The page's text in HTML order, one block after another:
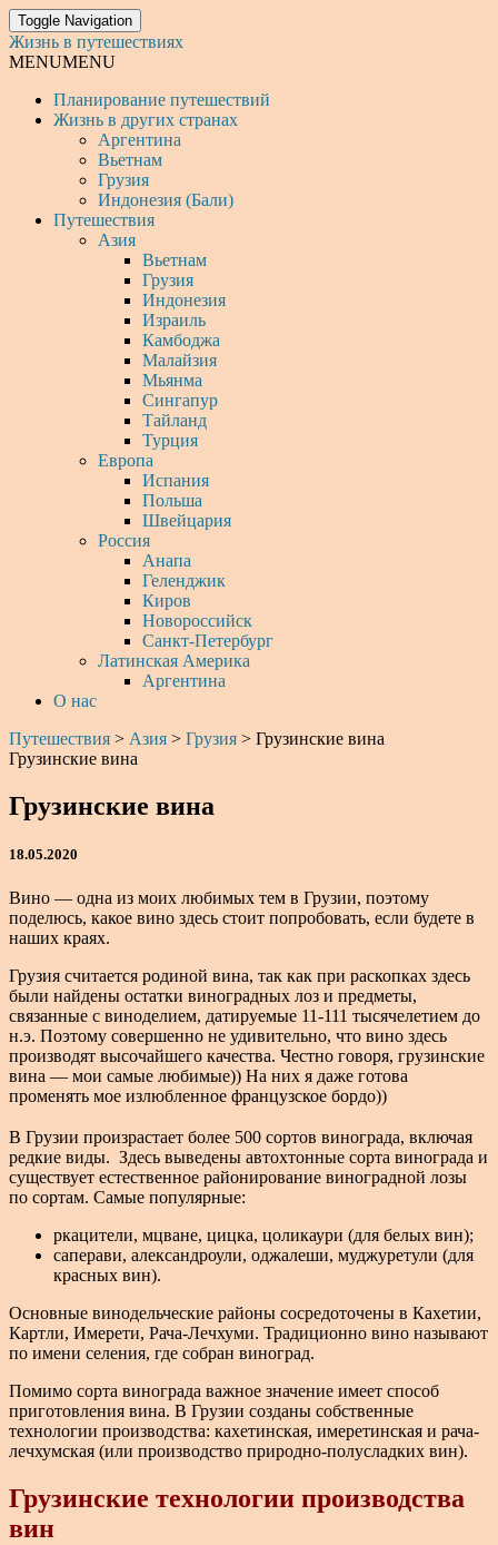
Toggle Navigation
Жизнь в путешествиях
MENUMENU
Планирование путешествий
Жизнь в других странах
Аргентина
Вьетнам
Грузия
Индонезия (Бали)
Путешествия
Азия
Вьетнам
Грузия
Индонезия
Израиль
Камбоджа
Малайзия
Мьянма
Сингапур
Тайланд
Турция
Европа
Испания
Польша
Швейцария
Россия
Анапа
Геленджик
Киров
Новороссийск
Санкт-Петербург
Латинская Америка
Аргентина
О нас
Путешествия > Азия > Грузия > Грузинские вина
Грузинские вина
Грузинские вина
18.05.2020
Вино — одна из моих любимых тем в Грузии, поэтому
поделюсь, какое вино здесь стоит попробовать, если будете в
наших краях.
Грузия считается родиной вина, так как при раскопках здесь
были найдены остатки виноградных лоз и предметы,
связанные с виноделием, датируемые 11-111 тысячелетием до
н.э. Поэтому совершенно не удивительно, что вино здесь
производят высочайшего качества. Честно говоря, грузинские
вина — мои самые любимые)) На них я даже готова
променять мое излюбленное французское бордо))
В Грузии произрастает более 500 сортов винограда, включая
редкие виды. Здесь выведены автохтонные сорта винограда и
существует естественное районирование виноградной лозы
по сортам. Самые популярные:
ркацители, мцване, цицка, цоликаури (для белых вин);
саперави, александроули, оджалеши, муджуретули (для
красных вин).
Основные винодельческие районы сосредоточены в Кахетии,
Картли, Имерети, Рача-Лечхуми. Традиционно вино называют
по имени селения, где собран виноград.
Помимо сорта винограда важное значение имеет способ
приготовления вина. В Грузии созданы собственные
технологии производства: кахетинская, имеретинская и рача-
лечхумская (или производство природно-полусладких вин).
Грузинские технологии производства
вин